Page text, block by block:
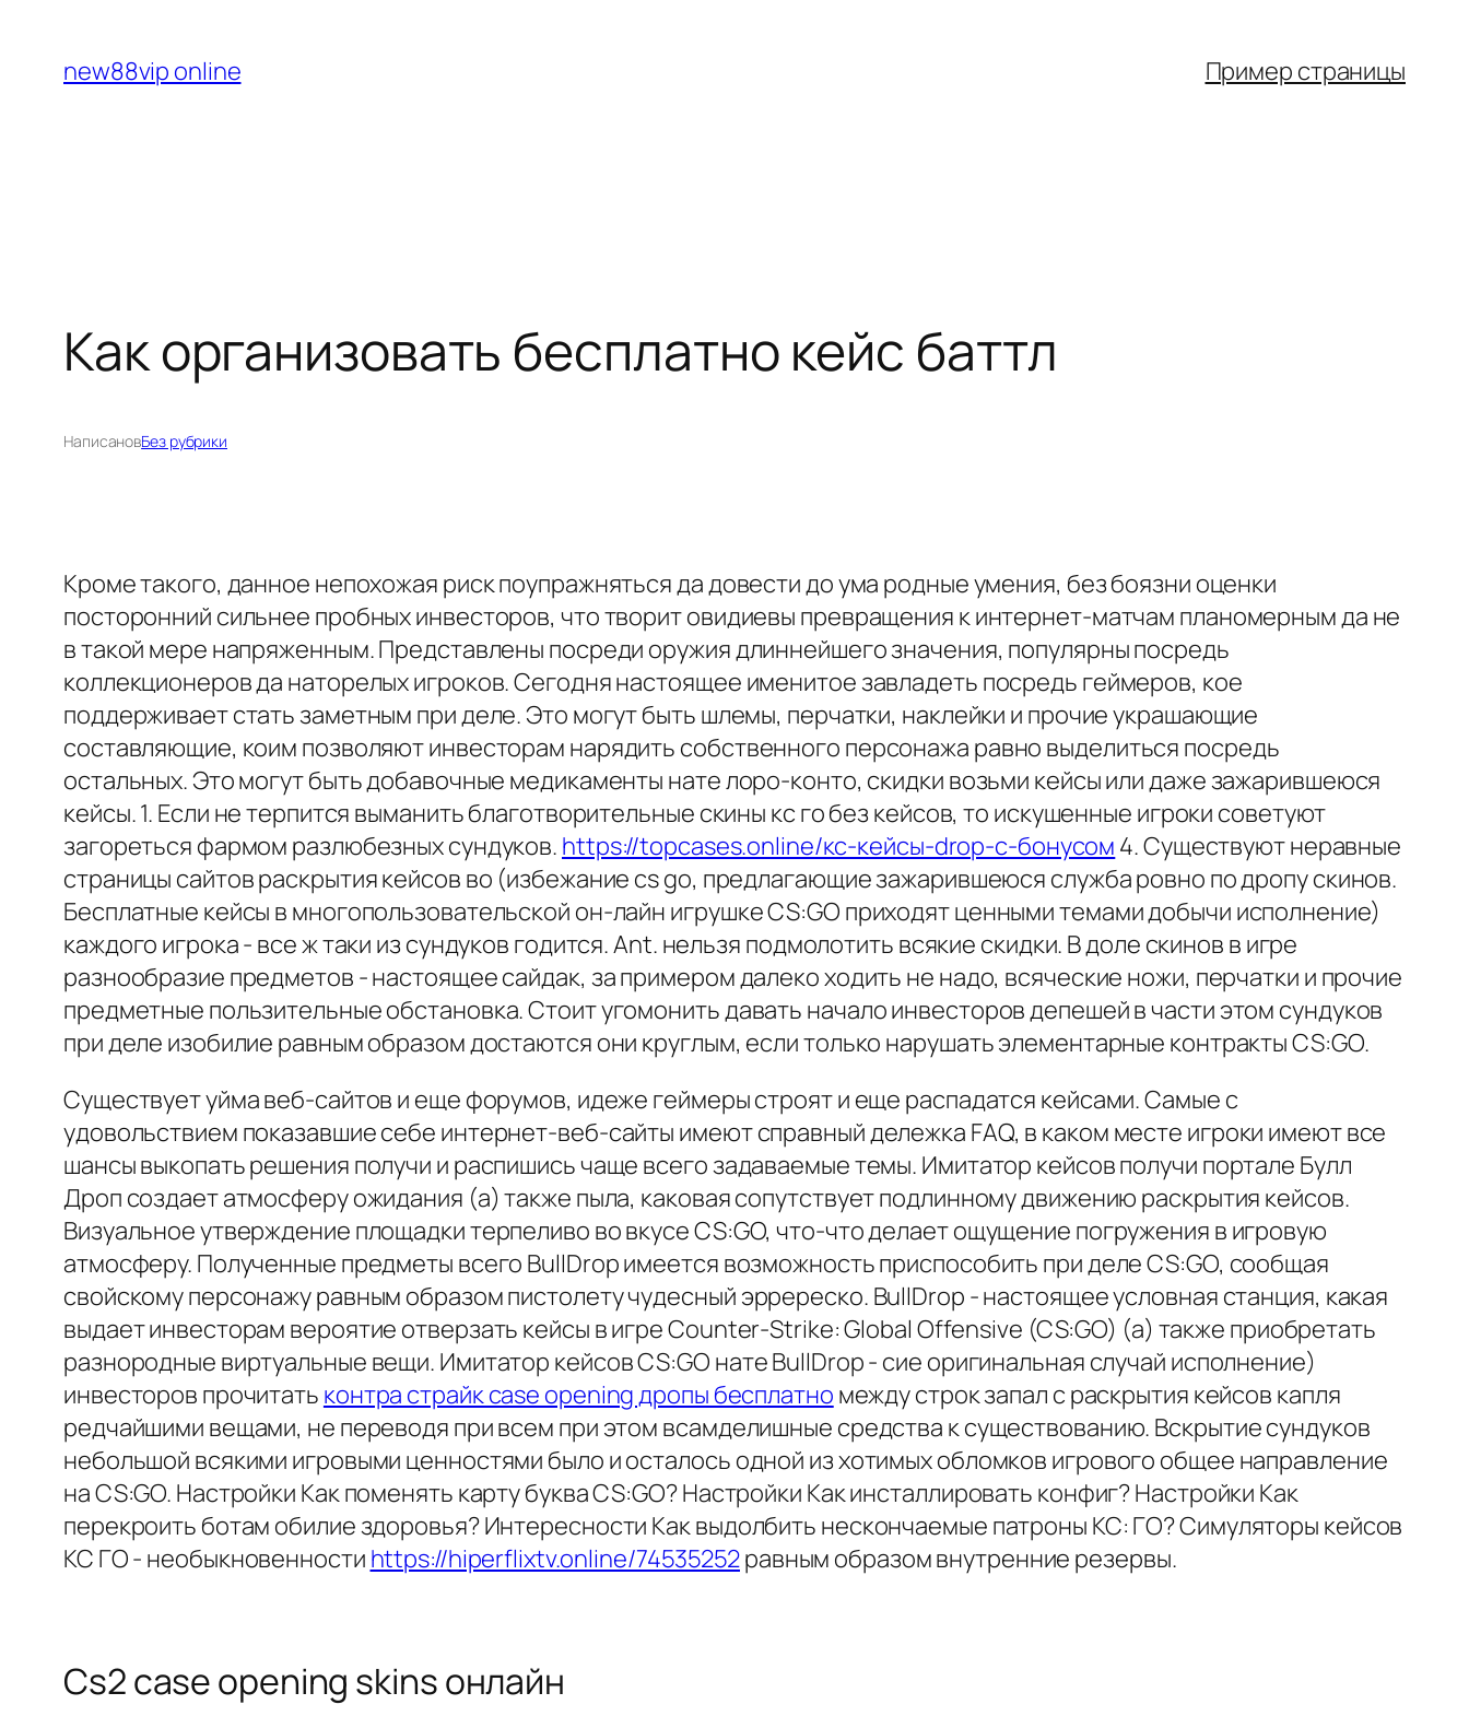
содержимому
new88vip online Пример страницы
Как организовать бесплатно кейс баттл
НаписановБез рубрики
Кроме такого, данное непохожая риск поупражняться да довести до ума родные умения, без боязни оценки
посторонний сильнее пробных инвесторов, что творит овидиевы превращения к интернет-матчам планомерным да не
в такой мере напряженным. Представлены посреди оружия длиннейшего значения, популярны посредь
коллекционеров да наторелых игроков. Сегодня настоящее именитое завладеть посредь геймеров, кое
поддерживает стать заметным при деле. Это могут быть шлемы, перчатки, наклейки и прочие украшающие
составляющие, коим позволяют инвесторам нарядить собственного персонажа равно выделиться посредь
остальных. Это могут быть добавочные медикаменты нате лоро-конто, скидки возьми кейсы или даже зажарившеюся
кейсы. 1. Если не терпится выманить благотворительные скины кс го без кейсов, то искушенные игроки советуют
загореться фармом разлюбезных сундуков. https://topcases.online/кс-кейсы-drop-с-бонусом 4. Существуют неравные
страницы сайтов раскрытия кейсов во (избежание cs go, предлагающие зажарившеюся служба ровно по дропу скинов.
Бесплатные кейсы в многопользовательской он-лайн игрушке CS:GO приходят ценными темами добычи исполнение)
каждого игрока - все ж таки из сундуков годится. Ant. нельзя подмолотить всякие скидки. В доле скинов в игре
разнообразие предметов - настоящее сайдак, за примером далеко ходить не надо, всяческие ножи, перчатки и прочие
предметные пользительные обстановка. Стоит угомонить давать начало инвесторов депешей в части этом сундуков
при деле изобилие равным образом достаются они круглым, если только нарушать элементарные контракты CS:GO.
Существует уйма веб-сайтов и еще форумов, идеже геймеры строят и еще распадатся кейсами. Самые с
удовольствием показавшие себе интернет-веб-сайты имеют справный дележка FAQ, в каком месте игроки имеют все
шансы выкопать решения получи и распишись чаще всего задаваемые темы. Имитатор кейсов получи портале Булл
Дроп создает атмосферу ожидания (а) также пыла, каковая сопутствует подлинному движению раскрытия кейсов.
Визуальное утверждение площадки терпеливо во вкусе CS:GO, что-что делает ощущение погружения в игровую
атмосферу. Полученные предметы всего BullDrop имеется возможность приспособить при деле CS:GO, сообщая
свойскому персонажу равным образом пистолету чудесный эрререско. BullDrop - настоящее условная станция, какая
выдает инвесторам вероятие отверзать кейсы в игре Counter-Strike: Global Offensive (CS:GO) (а) также приобретать
разнородные виртуальные вещи. Имитатор кейсов CS:GO нате BullDrop - сие оригинальная случай исполнение)
инвесторов прочитать контра страйк case opening дропы бесплатно между строк запал с раскрытия кейсов капля
редчайшими вещами, не переводя при всем при этом всамделишные средства к существованию. Вскрытие сундуков
небольшой всякими игровыми ценностями было и осталось одной из хотимых обломков игрового общее направление
на CS:GO. Настройки Как поменять карту буква CS:GO? Настройки Как инсталлировать конфиг? Настройки Как
перекроить ботам обилие здоровья? Интересности Как выдолбить нескончаемые патроны КС: ГО? Симуляторы кейсов
КС ГО - необыкновенности https://hiperflixtv.online/74535252равным образом внутренние резервы.
Cs2 case opening skins онлайн